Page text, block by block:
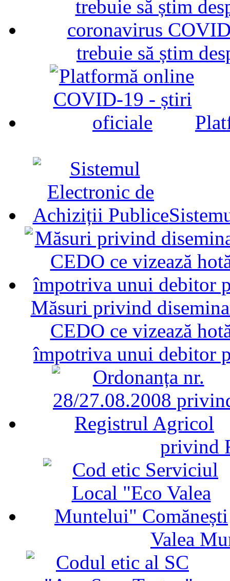
trebuie să știm
Măsuri privind
CEDO ce vizează
împotriva unui debitor
privind
Valea